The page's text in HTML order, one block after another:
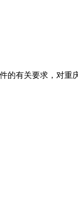
有关要求，对